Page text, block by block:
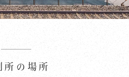
所の場所